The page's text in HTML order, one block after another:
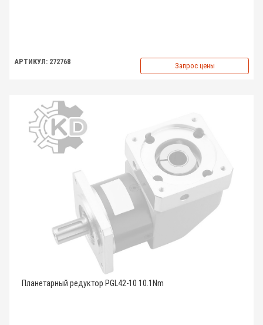
АРТИКУЛ: 272768 Запрос цены
Планетарный редуктор PGL42-10 10.1Nm